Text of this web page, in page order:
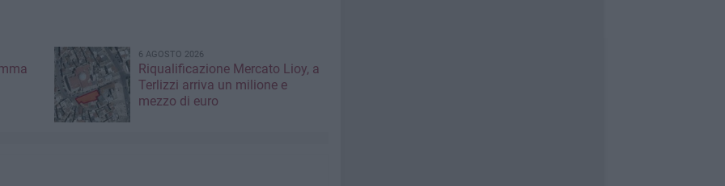
6 AGOSTO 2026
Riqualificazione Mercato Lioy, a
Terlizzi arriva un milione e
mezzo di euro